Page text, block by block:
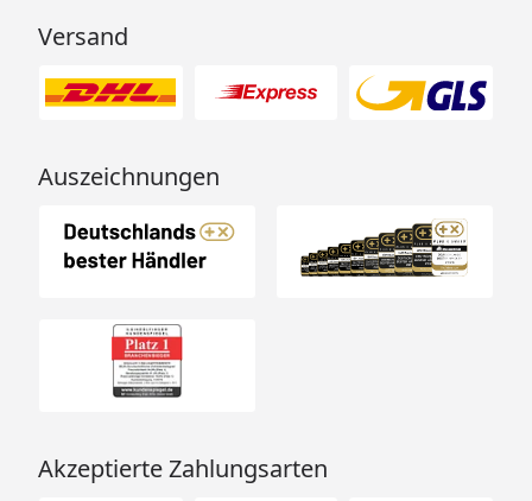
Versand
Auszeichnungen
Akzeptierte Zahlungsarten